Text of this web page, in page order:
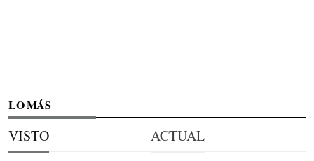
LO MÁS
VISTO ACTUAL